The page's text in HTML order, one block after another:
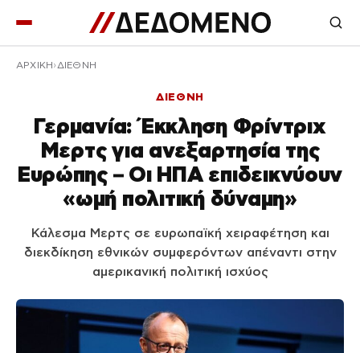
ΑΡΧΙΚΉ ΔΙΕΘΝΗ
ΔΙΕΘΝΗ
Γερμανία: Έκκληση Φρίντριχ
Μερτς για ανεξαρτησία της
Ευρώπης – Οι ΗΠΑ επιδεικνύουν
«ωμή πολιτική δύναμη»
Κάλεσμα Μερτς σε ευρωπαϊκή χειραφέτηση και
διεκδίκηση εθνικών συμφερόντων απέναντι στην
αμερικανική πολιτική ισχύος